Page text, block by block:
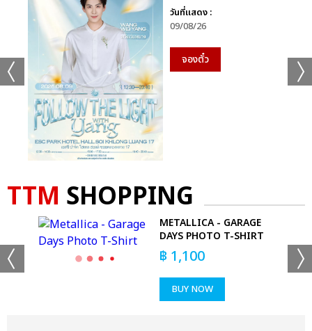
วันที่แสดง :
09/08/26
จองตั๋ว
TTM SHOPPING
METALLICA - GARAGE
DAYS PHOTO T-SHIRT
฿ 1,100
BUY NOW